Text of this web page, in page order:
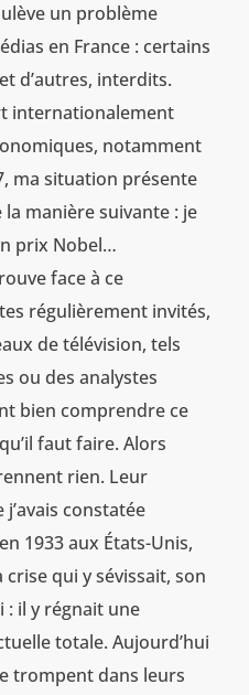
un problème
en France : certains
d’autres, interdits.
internationalement
notamment
ma situation présente
manière suivante : je
prix Nobel…
face à ce
régulièrement invités,
de télévision, tels
ou des analystes
bien comprendre ce
faut faire. Alors
rien. Leur
constatée
1933 aux États-Unis,
crise qui y sévissait, son
: il y régnait une
totale. Aujourd’hui
trompent dans leurs